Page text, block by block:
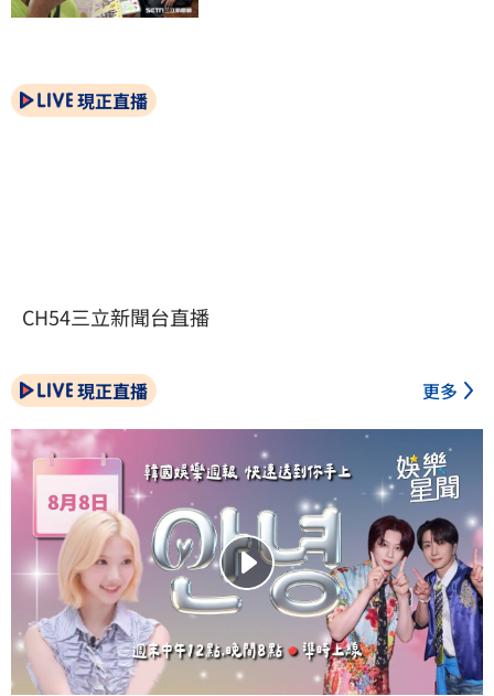
現正直播
CH54三立新聞台直播
現正直播 更多